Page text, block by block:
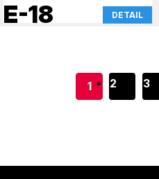
E-18 DETAIL
1 2 3